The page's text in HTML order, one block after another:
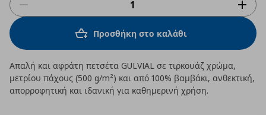
Προσθήκη στο καλάθι
Απαλή και αφράτη πετσέτα GULVIAL σε τιρκουάζ χρώμα,
μετρίου πάχους (500 g/m²) και από 100% βαμβάκι, ανθεκτική,
απορροφητική και ιδανική για καθημερινή χρήση.